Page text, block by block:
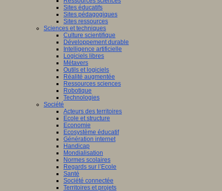
Sites éducatifs
Sites pédagogiques
Sites ressources
Sciences et techniques
Culture scientifique
Développement durable
Intelligence artificielle
Logiciels libres
Métavers
Outils et logiciels
Réalité augmentée
Ressources sciences
Robotique
Technologies
Société
Acteurs des territoires
Ecole et structure
Economie
Ecosystème éducatif
Génération internet
Handicap
Mondialisation
Normes scolaires
Regards sur l’Ecole
Santé
Société connectée
Territoires et projets